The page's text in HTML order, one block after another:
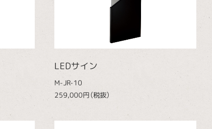
LEDサイン
M-JR-10
259,000円（税抜）